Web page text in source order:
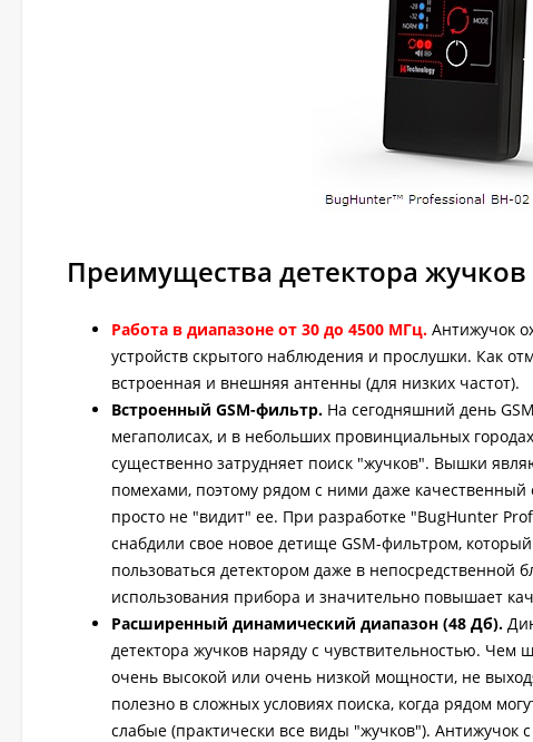
Преимущества детектора
Работа в диапазоне от 30 до 4500 МГц. Антижучок
устройств скрытого наблюдения и прослушки. Как
встроенная и внешняя антенны (для низких частот).
Встроенный GSM-фильтр. На сегодняшний день
мегаполисах, и в небольших провинциальных
существенно затрудняет поиск "жучков". Вышки
помехами, поэтому рядом с ними даже
просто не "видит" ее. При разработке "BugHunter
снабдили свое новое детище GSM-фильтром,
пользоваться детектором даже в непосредственной
использования прибора и значительно повышает
Расширенный динамический диапазон (48 Дб).
детектора жучков наряду с чувствительностью.
очень высокой или очень низкой мощности, не
полезно в сложных условиях поиска, когда рядом
слабые (практически все виды "жучков").